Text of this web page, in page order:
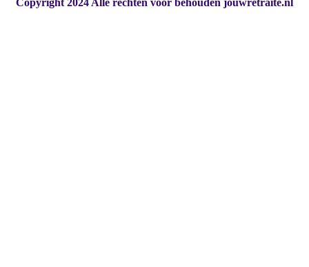
Copyright 2024 Alle rechten voor behouden jouwretraite.nl